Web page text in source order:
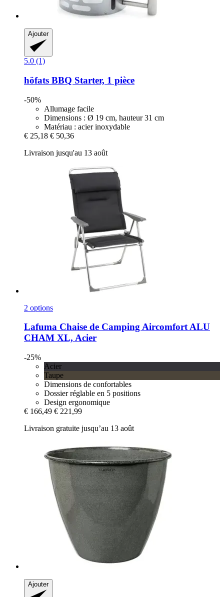
Ajouter
5.0 (1)
höfats BBQ Starter, 1 pièce
-50%
Allumage facile
Dimensions : Ø 19 cm, hauteur 31 cm
Matériau : acier inoxydable
€ 25,18 € 50,36
Livraison jusqu'au 13 août
2 options
Lafuma Chaise de Camping Aircomfort ALU
CHAM XL, Acier
-25%
Acier
Taupe
Dimensions de confortables
Dossier réglable en 5 positions
Design ergonomique
€ 166,49 € 221,99
Livraison gratuite jusqu’au 13 août
Ajouter